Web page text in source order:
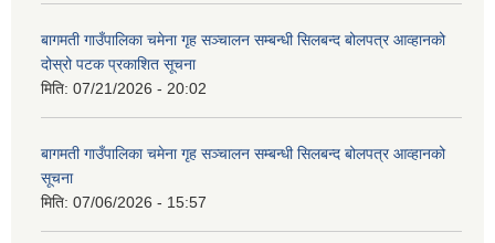
बागमती गाउँपालिका चमेना गृह सञ्चालन सम्बन्धी सिलबन्द बोलपत्र आव्हानको
दोस्रो पटक प्रकाशित सूचना
मिति: 07/21/2026 - 20:02
बागमती गाउँपालिका चमेना गृह सञ्चालन सम्बन्धी सिलबन्द बोलपत्र आव्हानको
सूचना
मिति: 07/06/2026 - 15:57